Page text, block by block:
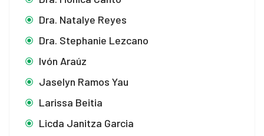
Dra. Natalye Reyes
Dra. Stephanie Lezcano
Ivón Araúz
Jaselyn Ramos Yau
Larissa Beitia
Licda Janitza Garcia